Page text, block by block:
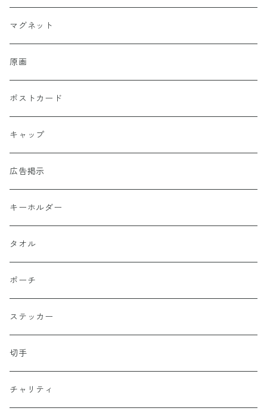
マグネット
原画
ポストカード
キャップ
広告掲示
キーホルダー
タオル
ポーチ
ステッカー
切手
チャリティ